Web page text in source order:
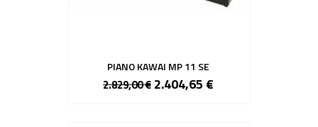
PIANO KAWAI MP 11 SE
2.829,00 € 2.404,65 €